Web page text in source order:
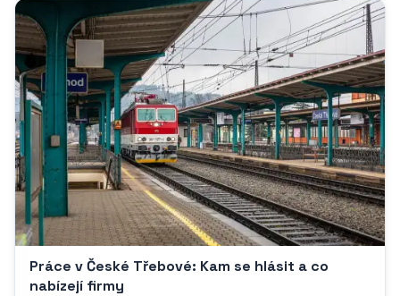
Práce v České Třebové: Kam se hlásit a co
nabízejí firmy